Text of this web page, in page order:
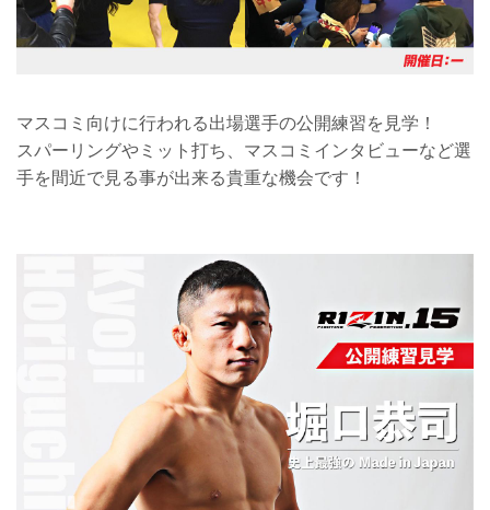
マスコミ向けに行われる出場選手の公開練習を見学！
スパーリングやミット打ち、マスコミインタビューなど選
手を間近で見る事が出来る貴重な機会です！